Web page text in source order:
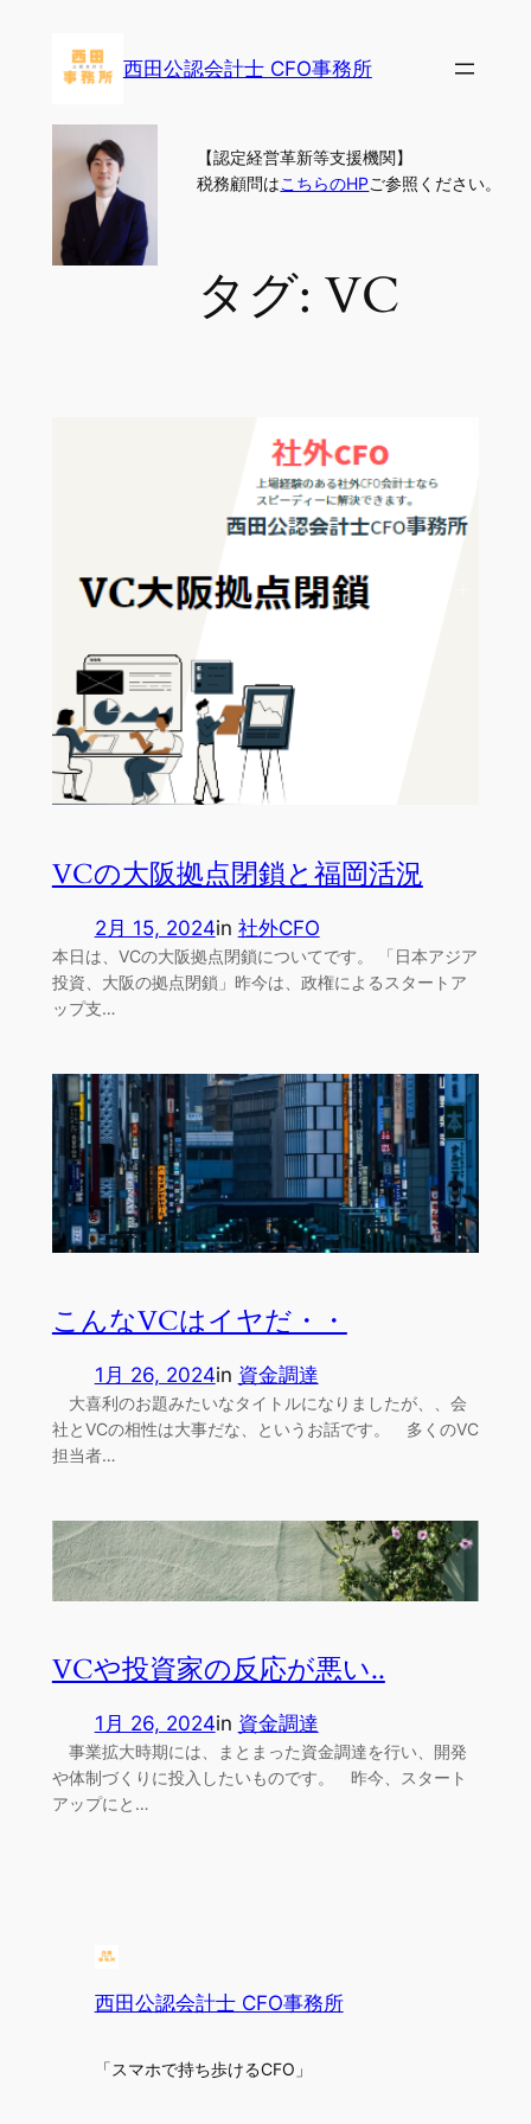
西田公認会計士 CFO事務所
【認定経営革新等支援機関】
税務顧問はこちらのHPご参照ください。
タグ:VC
VCの大阪拠点閉鎖と福岡活況
2月 15, 2024in 社外CFO
本日は、VCの大阪拠点閉鎖についてです。 「日本アジア
投資、大阪の拠点閉鎖」昨今は、政権によるスタートア
ップ支…
こんなVCはイヤだ・・
1月 26, 2024in 資金調達
大喜利のお題みたいなタイトルになりましたが、、会
社とVCの相性は大事だな、というお話です。 多くのVC
担当者…
VCや投資家の反応が悪い..
1月 26, 2024in 資金調達
事業拡大時期には、まとまった資金調達を行い、開発
や体制づくりに投入したいものです。 昨今、スタート
アップにと…
西田公認会計士 CFO事務所
「スマホで持ち歩けるCFO」